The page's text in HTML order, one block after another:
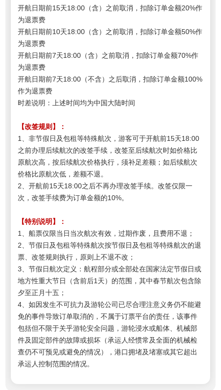
开航日期前15天18:00（含）之前取消，扣除订单金额20%作
为退票费
开航日期前10天18:00（含）之前取消，扣除订单金额50%作
为退票费
开航日期前7天18:00（含）之前取消，扣除订单金额70%作
为退票费
开航日期前7天18:00（不含）之后取消，扣除订单金额100%
作为退票费
时差说明：上述时间均为中国大陆时间
【改签规则】：
1、非节假日及包租等特殊航次，游客可于开航前15天18:00
之前办理后续航次的改签手续，改签至后续航次时如价格比
原航次高，按后续航次价格执行，须补足差额；如后续航次
价格比原航次低，差额不退。
2、开航前15天18:00之后不再办理改签手续。改签仅限一
次，改签手续费为订单金额的10%。
【特别说明】：
1、船票仅限当日当次航次有效，过期作废，且费用不退；
2、节假日及包租等特殊航次按节假日及包租等特殊航次的退
票、改签规则执行，原则上不退不改；
3、节假日航次定义：航程部分或全部处在国家法定节假日或
地方性重大节日（含前后1天）的范围，其中春节航次包含除
夕至正月十五；
4、如因发生不可抗力及游轮公司已尽合理注意义务仍不能避
免的事件导致订单取消的，不属于订票平台的责任，该事件
包括但不限于关乎游轮安全问题，游轮浸水或船体、机械部
件及固定部件的故障或损坏（承运人经惯常及全面的机械检
查仍不可预见或避免的情况），港口拥堵及堵塞或其它超出
承运人控制范围的情况。